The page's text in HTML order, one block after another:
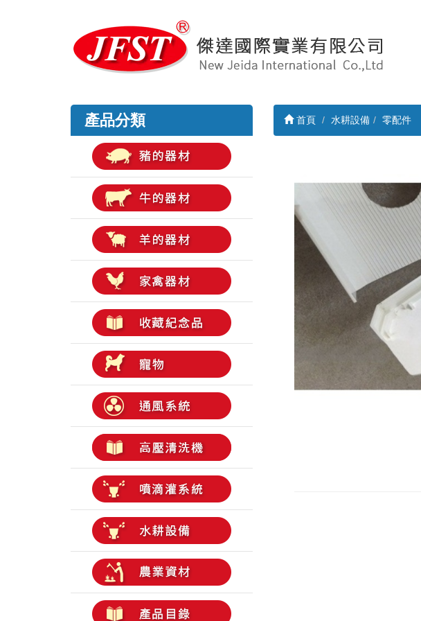
產品分類 首頁 水耕設備 零配件